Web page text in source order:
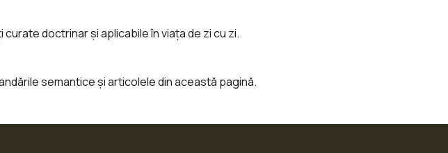
doctrinar și aplicabile în viața de zi cu zi.
semantice și articolele din această pagină.